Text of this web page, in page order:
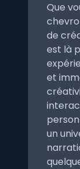
Que
de
est là
et
un